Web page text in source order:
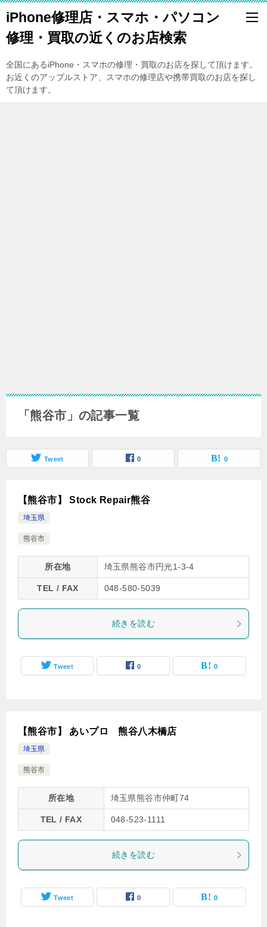
iPhone修理店・スマホ・パソコン
修理・買取の近くのお店検索
全国にあるiPhone・スマホの修理・買取のお店を探して頂けます。
お近くのアップルストア、スマホの修理店や携帯買取のお店を探し
て頂けます。
「熊谷市」の記事一覧
Tweet 0 0
【熊谷市】 Stock Repair熊谷
埼玉県
熊谷市
所在地 埼玉県熊谷市円光1-3-4
TEL / FAX 048-580-5039
続きを読む
Tweet 0 0
【熊谷市】 あいプロ 熊谷八木橋店
埼玉県
熊谷市
所在地 埼玉県熊谷市仲町74
TEL / FAX 048-523-1111
続きを読む
Tweet 0 0